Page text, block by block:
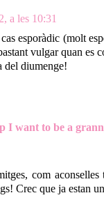
a les 10:31
esporàdic (molt
vulgar quan es
del diumenge!
I want to be a
com
Crec que ja estan